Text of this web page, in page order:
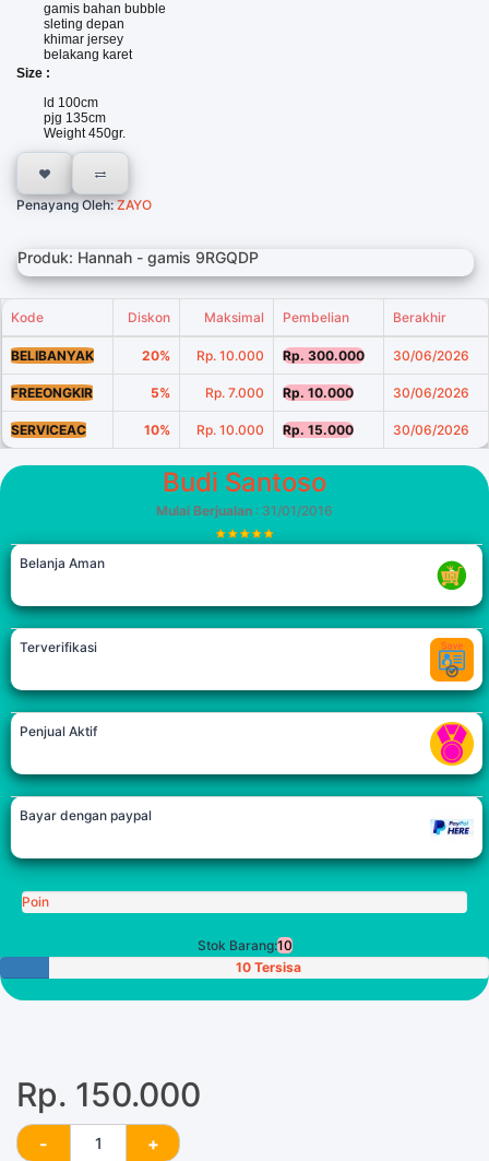
gamis bahan bubble
sleting depan
khimar jersey
belakang karet
Size :
ld 100cm
pjg 135cm
Weight 450gr.
Penayang Oleh:ZAYO
Produk: Hannah - gamis 9RGQDP
Kode Diskon Maksimal Pembelian Berakhir
BELIBANYAK 20% Rp. 10.000 Rp. 300.000 30/06/2026
FREEONGKIR 5% Rp. 7.000 Rp. 10.000 30/06/2026
SERVICEAC 10% Rp. 10.000 Rp. 15.000 30/06/2026
Budi Santoso
Mulai Berjualan : 31/01/2016
Belanja Aman
Terverifikasi
Penjual Aktif
Bayar dengan paypal
Poin
Stok Barang:10
10 Tersisa
Rp. 150.000